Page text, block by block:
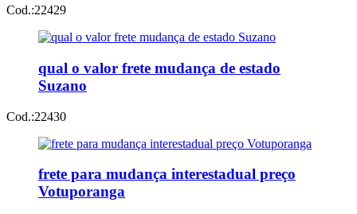
Cod.:22429
qual o valor frete mudança de estado
Suzano
Cod.:22430
frete para mudança interestadual preço
Votuporanga